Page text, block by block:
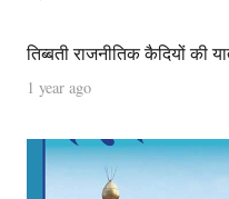
तिब्बती राजनीतिक कैदियों की
1 year ago